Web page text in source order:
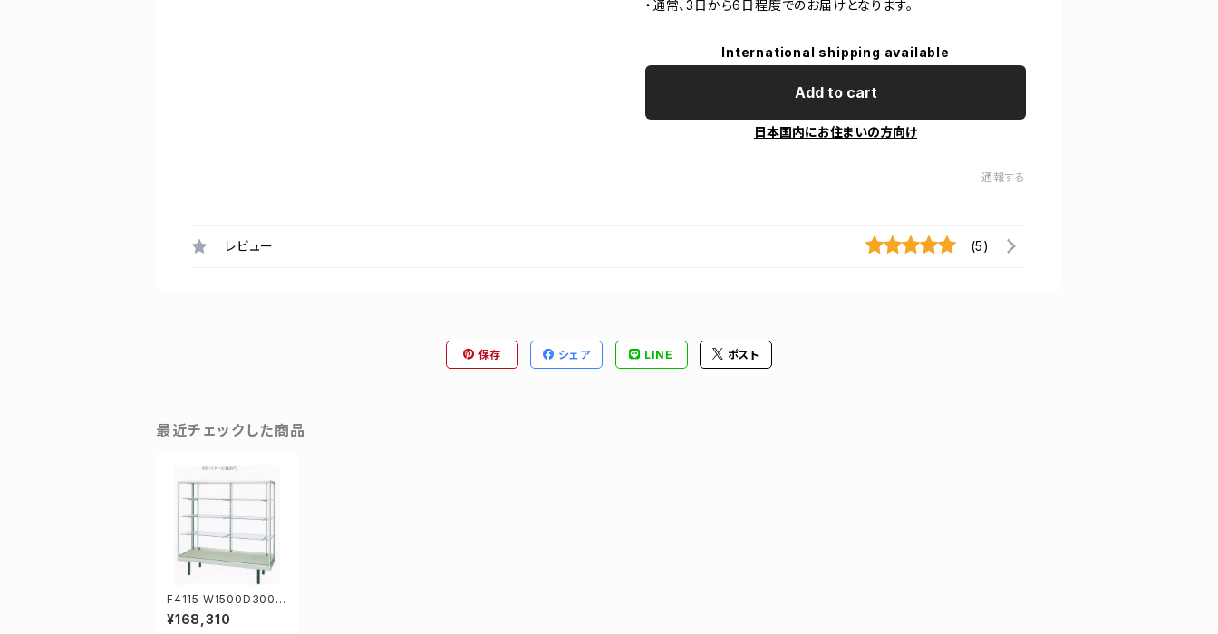
・通常、3日から6日程度でのお届けとなります。
International shipping available
Add to cart
日本国内にお住まいの方向け
通報する
レビュー (5)
保存 シェア LINE ポスト
最近チェックした商品
F4115 W1500D300H
1528mm業務用ガラス
ケース ショーケース
¥168,310